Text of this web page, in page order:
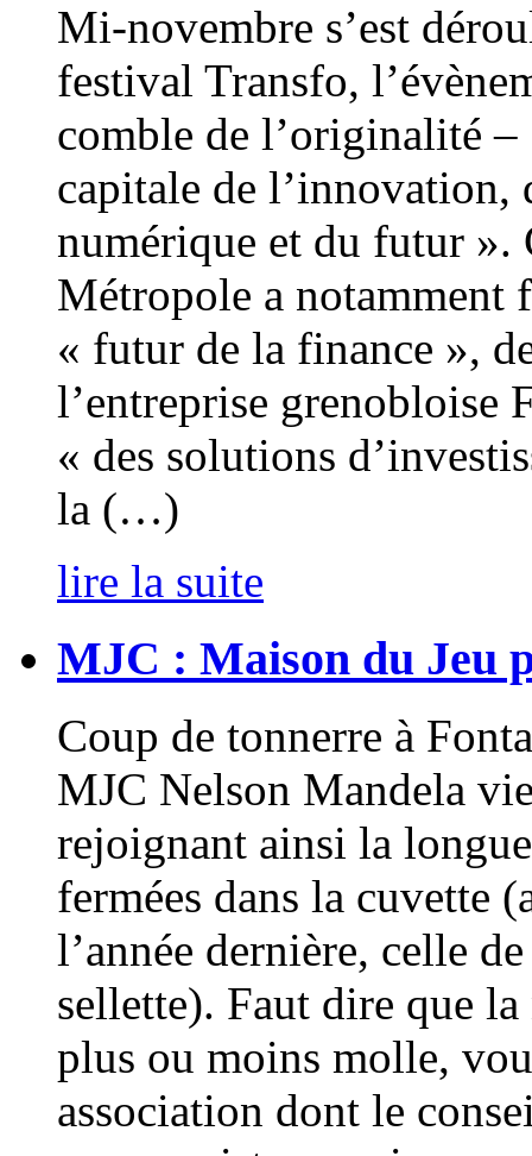
Mi-novembre s’est
festival Transfo,
comble de l’originalité
capitale de l’innovation,
numérique et du futur ».
Métropole a
« futur de la finance »,
l’entreprise grenobloise
« des solutions
la (…)
lire la suite
MJC : Maison du Jeu
Coup de tonnerre à
MJC Nelson Mandela
rejoignant ainsi la
fermées dans la cuvette
l’année dernière, celle
sellette). Faut dire que
plus ou moins molle,
association dont le